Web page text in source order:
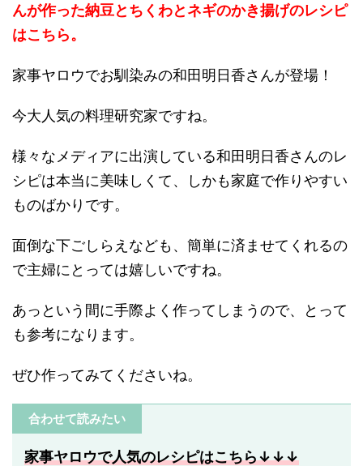
んが作った納豆とちくわとネギのかき揚げのレシピ
はこちら。
家事ヤロウでお馴染みの和田明日香さんが登場！
今大人気の料理研究家ですね。
様々なメディアに出演している和田明日香さんのレ
シピは本当に美味しくて、しかも家庭で作りやすい
ものばかりです。
面倒な下ごしらえなども、簡単に済ませてくれるの
で主婦にとっては嬉しいですね。
あっという間に手際よく作ってしまうので、とって
も参考になります。
ぜひ作ってみてくださいね。
合わせて読みたい
家事ヤロウで人気のレシピはこちら↓↓↓